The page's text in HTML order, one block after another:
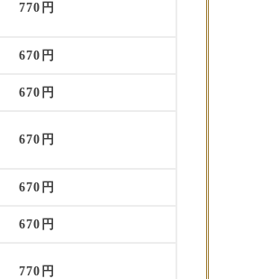
770円
670円
670円
670円
670円
670円
770円